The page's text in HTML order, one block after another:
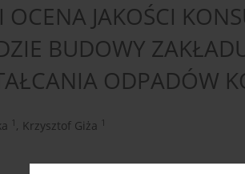
JAKOŚCI
BUDOWY
ODPADÓW
1 , Krzysztof Giża 1